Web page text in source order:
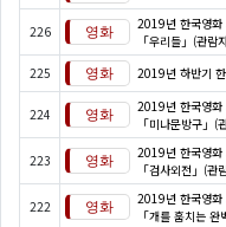
226
2019년 한국영
「우리들」(관람
225 2019년 하반기
224
2019년 한국영
「미나문방구」(
223
2019년 한국영
「검사외전」(관
222
2019년 한국영
「개를 훔치는